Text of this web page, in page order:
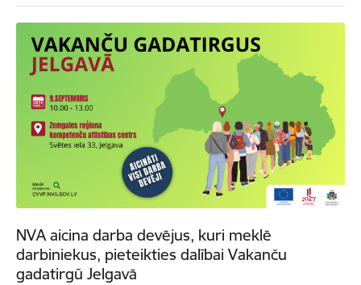
NVA aicina darba devējus, kuri meklē
darbiniekus, pieteikties dalībai Vakanču
gadatirgū Jelgavā